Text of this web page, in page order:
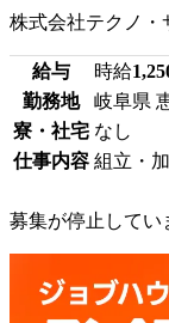
株式会社テクノ・
給与 時給
勤務地
岐阜県
寮・社宅 なし
仕事内容 組立・
募集が停止してい